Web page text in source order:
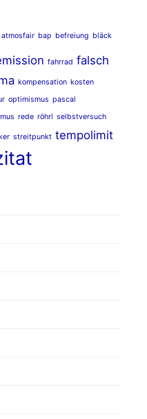
atmosfair bap befreiung bläck
fahrrad falsch
kompensation kosten
optimismus pascal
rede röhrl selbstversuch
streitpunkt tempolimit